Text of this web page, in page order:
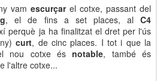
vam escurçarel cotxe, passant del
, el de fins a set places, alC4
perquè ja ha finalitzat el dret per l'ús
curt, de cinc places. I tot i que la
nou cotxe ésnotable, també és
l'altre cotxe...